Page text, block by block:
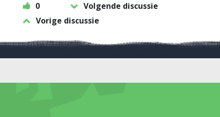
0
Volgende discussie
Vorige discussie